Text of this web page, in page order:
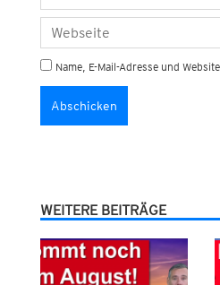
Name, E-Mail-Adresse und
WEITERE BEITRÄGE